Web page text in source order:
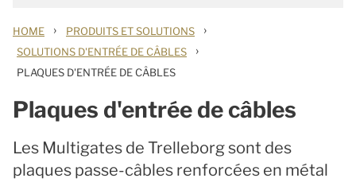
HOME › PRODUITS ET SOLUTIONS ›
SOLUTIONS D'ENTRÉE DE CÂBLES ›
PLAQUES D'ENTRÉE DE CÂBLES
Plaques d'entrée de câbles
Les Multigates de Trelleborg sont des
plaques passe-câbles renforcées en métal